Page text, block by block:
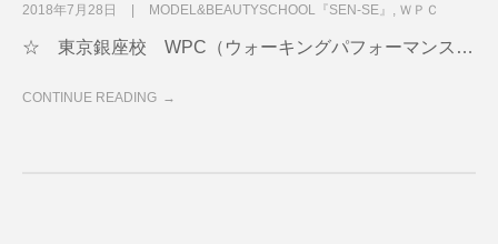
2018年7月28日 MODEL&BEAUTYSCHOOL『SEN-SE』 ＷＰＣ
☆ 東京銀座校 WPC（ウォーキングパフォーマンス…
CONTINUE READING